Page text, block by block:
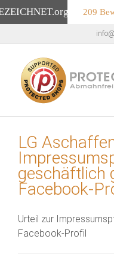
.org 209
Inhalt
springen
LG
geschäftlich
Facebook-
Urteil zur
Facebook-Profil